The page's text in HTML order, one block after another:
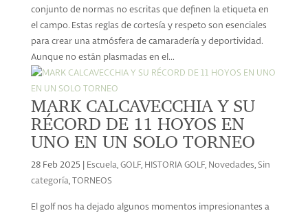
conjunto de normas no escritas que definen la etiqueta en
el campo. Estas reglas de cortesía y respeto son esenciales
para crear una atmósfera de camaradería y deportividad.
Aunque no están plasmadas en el...
MARK CALCAVECCHIA Y SU
RÉCORD DE 11 HOYOS EN
UNO EN UN SOLO TORNEO
28 Feb 2025 Escuela, GOLF, HISTORIA GOLF, Novedades, Sin
categoría, TORNEOS
El golf nos ha dejado algunos momentos impresionantes a